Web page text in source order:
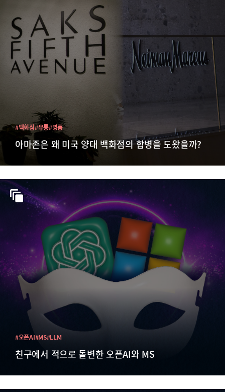
아마존은 왜 미국 양대 백화점의 합병을 도왔을까?
#백화점#유통#명품
친구에서 적으로 돌변한 오픈AI와 MS
#오픈AI#MS#LLM